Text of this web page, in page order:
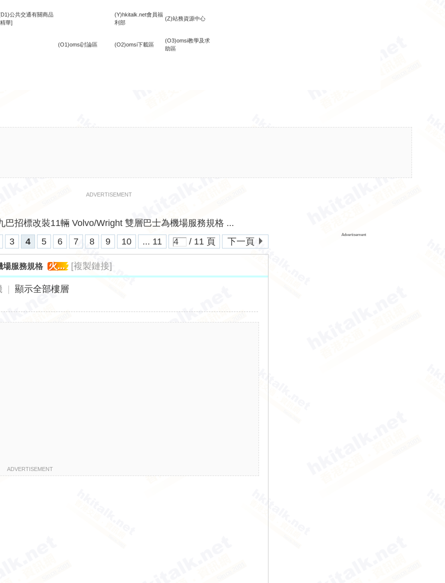
公共交通有關商品
華]
(Y)hkitalk.net會員福
利部
(Z)站務資源中心
(O1)omsi討論區 (O2)omsi下載區
(O3)omsi教學及求
助區
ADVERTISEMENT
巴招標改裝11輛 Volvo/Wright 雙層巴士為機場服務規格 ...
3 4 5 6 7 8 9 10 ... 11 / 11 頁 下一頁
場服務規格 火... [複製鏈接]
顯示全部樓層
ADVERTISEMENT
Advertisement